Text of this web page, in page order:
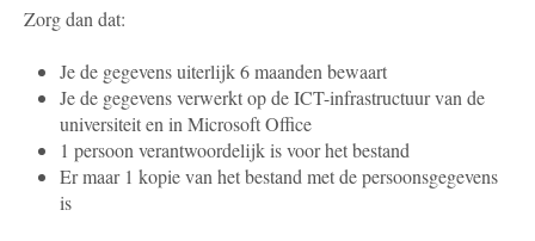
Zorg dan dat:
Je de gegevens uiterlijk 6 maanden bewaart
Je de gegevens verwerkt op de ICT-infrastructuur van de
universiteit en in Microsoft Office
1 persoon verantwoordelijk is voor het bestand
Er maar 1 kopie van het bestand met de persoonsgegevens
is